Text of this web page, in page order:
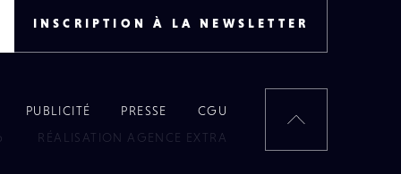
INSCRIPTION À LA NEWSLETTER
PUBLICITÉ PRESSE
CGU
RÉALISATION AGENCE EXTRA